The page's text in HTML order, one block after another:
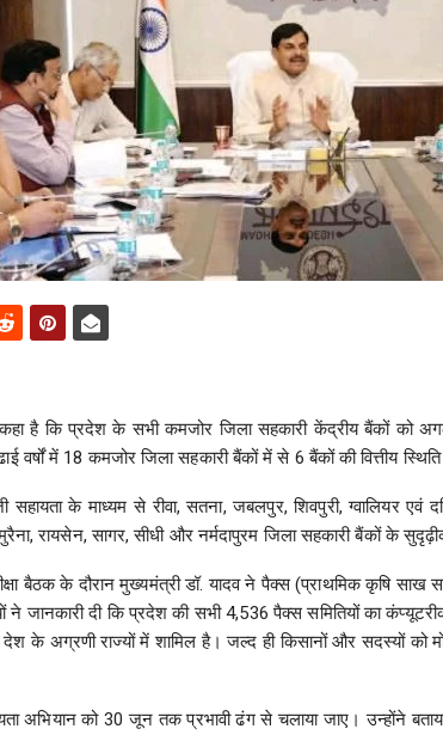
कहा है कि प्रदेश के सभी कमजोर जिला सहकारी केंद्रीय बैंकों को
ढाई वर्षों में 18 कमजोर जिला सहकारी बैंकों में से 6 बैंकों की वित्तीय
के माध्यम से रीवा, सतना, जबलपुर, शिवपुरी, ग्वालियर एवं
रायसेन, सागर, सीधी और नर्मदापुरम जिला सहकारी बैंकों के
बैठक के दौरान मुख्यमंत्री डॉ. यादव ने पैक्स (प्राथमिक कृषि
ने जानकारी दी कि प्रदेश की सभी 4,536 पैक्स समितियों का
के अग्रणी राज्यों में शामिल है। जल्द ही किसानों और सदस्यों को
अभियान को 30 जून तक प्रभावी ढंग से चलाया जाए। उन्होंने